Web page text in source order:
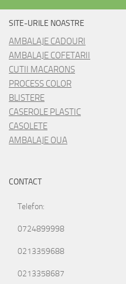
SITE-URILE NOASTRE
AMBALAJE CADOURI
AMBALAJE COFETARII
CUTII MACARONS
PROCESS COLOR
BLISTERE
CASEROLE PLASTIC
CASOLETE
AMBALAJE OUA
CONTACT
Telefon:
0724899998
0213359688
0213358687